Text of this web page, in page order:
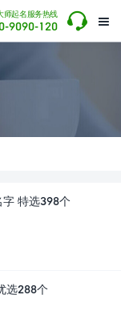

师起名服务热线
9090-120 
字 特选398个
选288个